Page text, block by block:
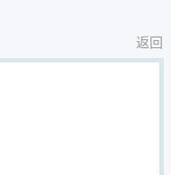
返回